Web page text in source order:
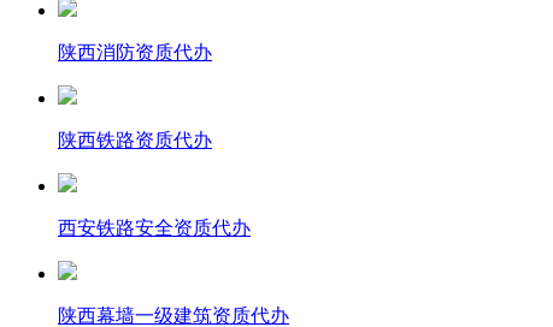
陕西消防资质代办
陕西铁路资质代办
西安铁路安全资质代办
陕西幕墙一级建筑资质代办